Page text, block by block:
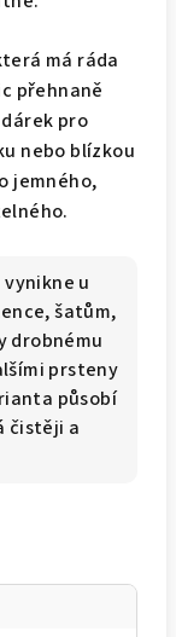
má ráda
přehnaně
pro
nebo blízkou
jemného,
u
šatům,
drobnému
prsteny
působí
čistěji a